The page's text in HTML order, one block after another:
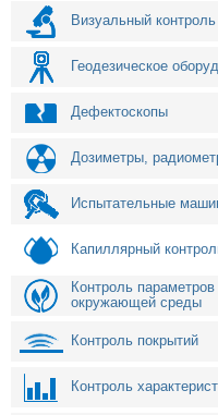
Визуальный контроль
Геодезическое
Дефектоскопы
Дозиметры,
Испытательные
Капиллярный
Контроль параметров
окружающей среды
Контроль покрытий
Контроль